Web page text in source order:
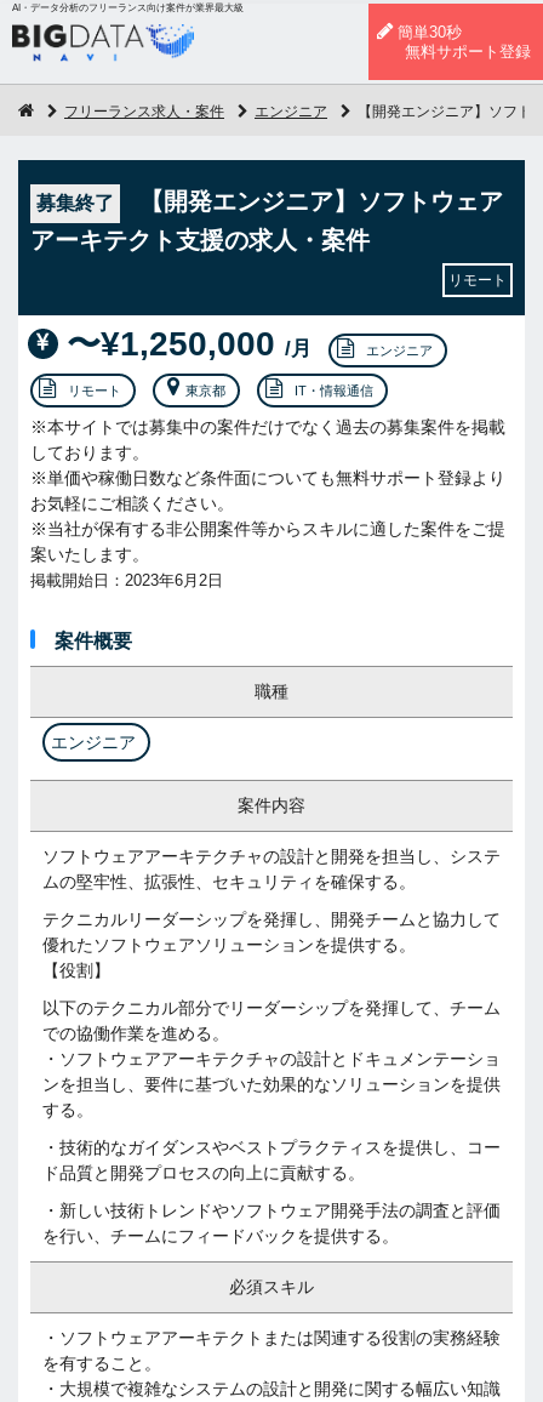
AI・データ分析のフリーランス向け案件が業界最大級
簡単30秒
無料サポート登録
フリーランス求人・案件 エンジニア 【開発エンジニア】ソフ
募集終了
【開発エンジニア】ソフトウェア
アーキテクト支援の求人・案件
リモート
〜¥1,250,000 /月 エンジニア
リモート 東京都 IT・情報通信
※本サイトでは募集中の案件だけでなく過去の募集案件を掲載
しております。
※単価や稼働日数など条件面についても無料サポート登録より
お気軽にご相談ください。
※当社が保有する非公開案件等からスキルに適した案件をご提
案いたします。
掲載開始日：2023年6月2日
案件概要
職種
エンジニア
案件内容
ソフトウェアアーキテクチャの設計と開発を担当し、システ
ムの堅牢性、拡張性、セキュリティを確保する。
テクニカルリーダーシップを発揮し、開発チームと協力して
優れたソフトウェアソリューションを提供する。
【役割】
以下のテクニカル部分でリーダーシップを発揮して、チーム
での協働作業を進める。
・ソフトウェアアーキテクチャの設計とドキュメンテーショ
ンを担当し、要件に基づいた効果的なソリューションを提供
する。
・技術的なガイダンスやベストプラクティスを提供し、コー
ド品質と開発プロセスの向上に貢献する。
・新しい技術トレンドやソフトウェア開発手法の調査と評価
を行い、チームにフィードバックを提供する。
必須スキル
・ソフトウェアアーキテクトまたは関連する役割の実務経験
を有すること。
・大規模で複雑なシステムの設計と開発に関する幅広い知識